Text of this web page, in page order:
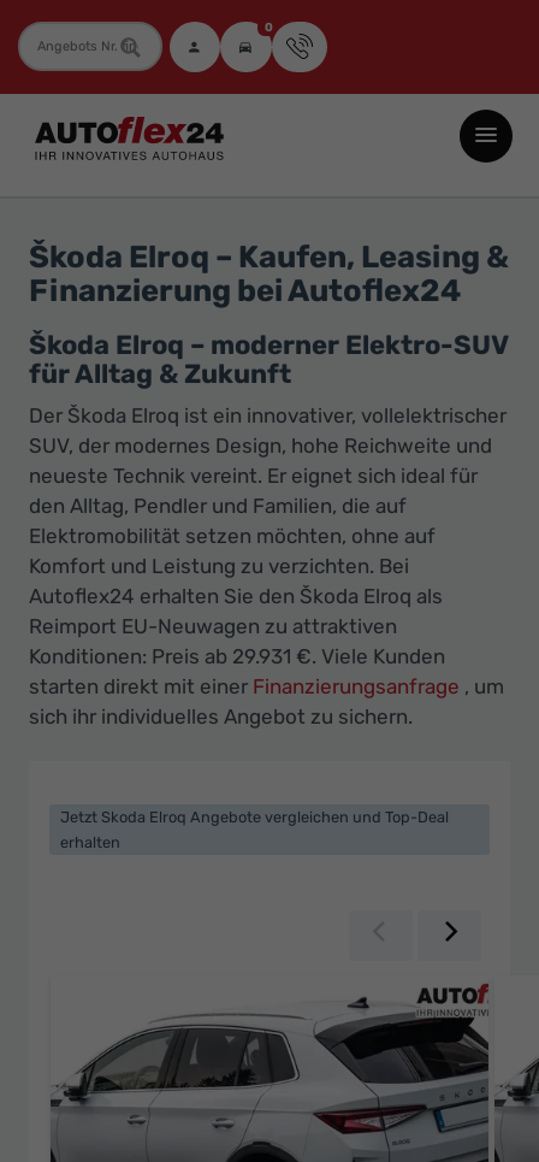
Fahrzeugnummer 0
Autoflex24
GmbH
Neuwagen
Jahreswagen
und
Gebrauchtwagen
zu
Top-
Preisen
-
Ihr
Innovatives
Autohaus
Škoda Elroq – Kaufen, Leasing &
Finanzierung bei Autoflex24
Škoda Elroq – moderner Elektro-SUV
für Alltag & Zukunft
Der Škoda Elroq ist ein innovativer, vollelektrischer
SUV, der modernes Design, hohe Reichweite und
neueste Technik vereint. Er eignet sich ideal für
den Alltag, Pendler und Familien, die auf
Elektromobilität setzen möchten, ohne auf
Komfort und Leistung zu verzichten. Bei
Autoflex24 erhalten Sie den Škoda Elroq als
Reimport EU-Neuwagen zu attraktiven
Konditionen: Preis ab 29.931 €. Viele Kunden
starten direkt mit einer Finanzierungsanfrage , um
sich ihr individuelles Angebot zu sichern.
Jetzt Skoda Elroq Angebote vergleichen und Top-Deal
erhalten
Zurück